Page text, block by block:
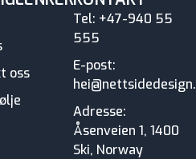
oss
Tel: +47-940 55
555
E-post:
Adresse:
Åsenveien 1, 1400
Ski, Norway